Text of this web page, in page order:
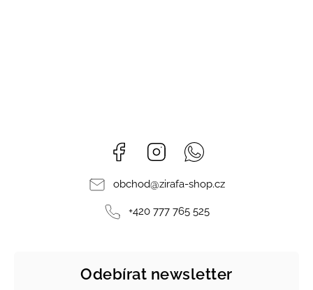
Facebook Instagram
obchod@zirafa-shop.cz
+420 777 765 525
Odebírat newsletter